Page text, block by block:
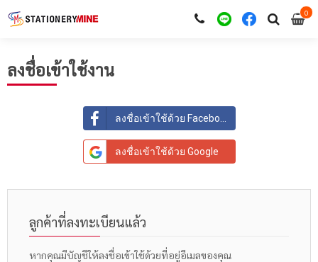
00
ลงชื่อเข้าใช้งาน
ลงชื่อเข้าใช้ด้วย Facebook
ลงชื่อเข้าใช้ด้วย Google
ลูกค้าที่ลงทะเบียนแล้ว
หากคุณมีบัญชีให้ลงชื่อเข้าใช้ด้วยที่อยู่อีเมลของคุณ